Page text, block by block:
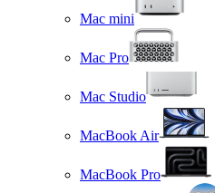
Mac mini
Mac Pro
Mac Studio
MacBook Air
MacBook Pro